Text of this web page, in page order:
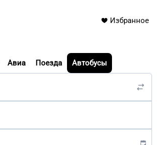
Избранное
Авиа Поезда Автобусы